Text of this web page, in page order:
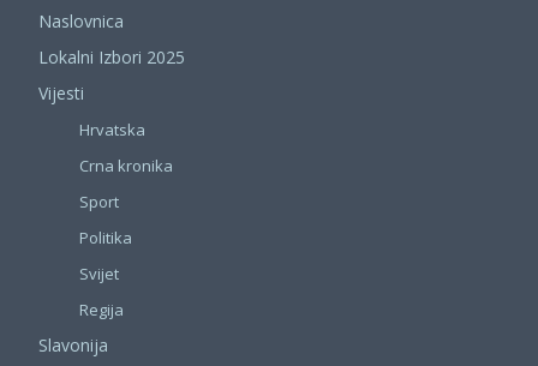
Naslovnica
Lokalni Izbori 2025
Vijesti
Hrvatska
Crna kronika
Sport
Politika
Svijet
Regija
Slavonija